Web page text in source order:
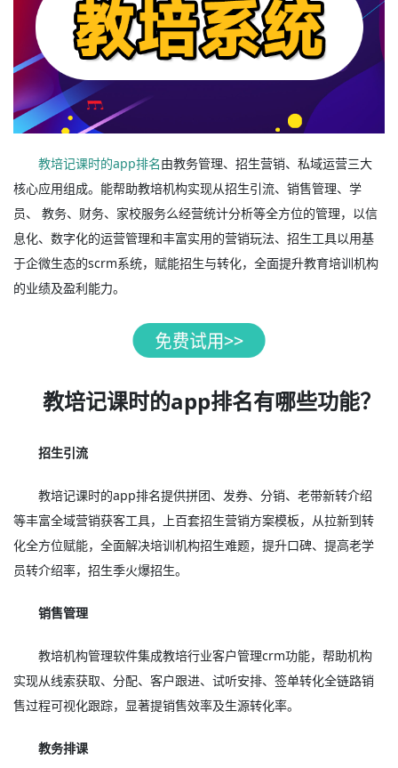
教培记课时的app排名由教务管理、招生营销、私域运营三大
核心应用组成。能帮助教培机构实现从招生引流、销售管理、学
员、 教务、财务、家校服务么经营统计分析等全方位的管理，以信
息化、数字化的运营管理和丰富实用的营销玩法、招生工具以用基
于企微生态的scrm系统，赋能招生与转化，全面提升教育培训机构
的业绩及盈利能力。
教培记课时的app排名有哪些功能？
招生引流
教培记课时的app排名提供拼团、发券、分销、老带新转介绍
等丰富全域营销获客工具，上百套招生营销方案模板，从拉新到转
化全方位赋能，全面解决培训机构招生难题，提升口碑、提高老学
员转介绍率，招生季火爆招生。
销售管理
教培机构管理软件集成教培行业客户管理crm功能，帮助机构
实现从线索获取、分配、客户跟进、试听安排、签单转化全链路销
售过程可视化跟踪，显著提销售效率及生源转化率。
教务排课